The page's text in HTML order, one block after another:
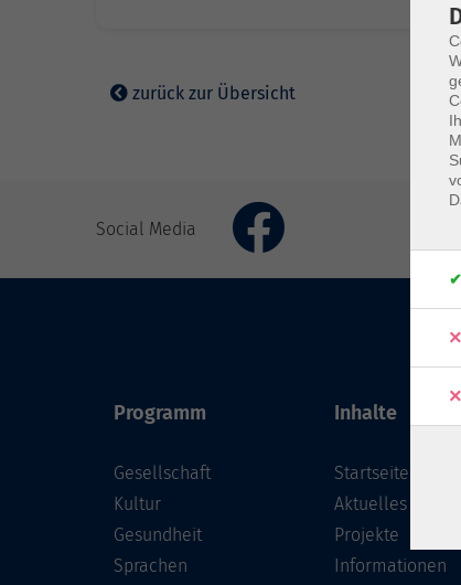
zurück zur Übersicht
Social Media
Programm
Gesellschaft
Kultur
Gesundheit
Sprachen
Inhalte
Startseite
Aktuelles
Projekte
Informationen